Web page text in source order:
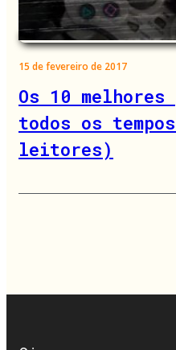
15 de fevereiro de 2017
Os 10
todos os
leitores)